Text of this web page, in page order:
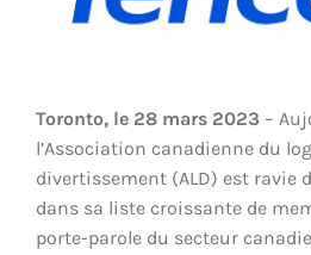
Toronto, le 28 mars 2023 –
l’Association canadienne du
divertissement (ALD) est ravie
dans sa liste croissante de
porte-parole du secteur